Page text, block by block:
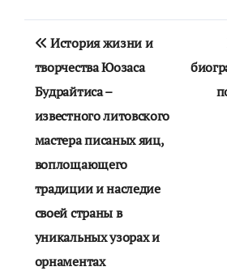
Навигация
по
записям
История жизни и
творчества Юозаса
Будрайтиса –
известного литовского
мастера писаных яиц,
воплощающего
традиции и наследие
своей страны в
уникальных узорах и
орнаментах